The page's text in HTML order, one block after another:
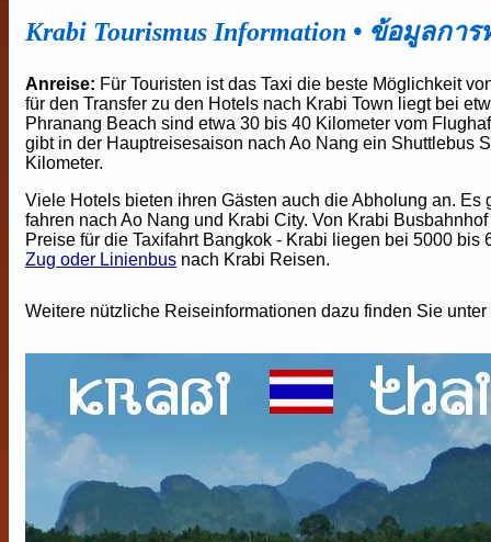
Krabi Tourismus Information • ข้อมูลการ
Anreise: Für Touristen ist das Taxi die beste Möglichkeit
für den Transfer zu den Hotels nach Krabi Town liegt bei
Phranang Beach sind etwa 30 bis 40 Kilometer vom
gibt in der Hauptreisesaison nach Ao Nang ein Shuttlebus
Kilometer.
Viele Hotels bieten ihren Gästen auch die Abholung an.
fahren nach Ao Nang und Krabi City. Von Krabi
Preise für die Taxifahrt Bangkok - Krabi liegen bei 5000
Zug oder Linienbus nach Krabi Reisen.
Weitere nützliche Reiseinformationen dazu finden Sie